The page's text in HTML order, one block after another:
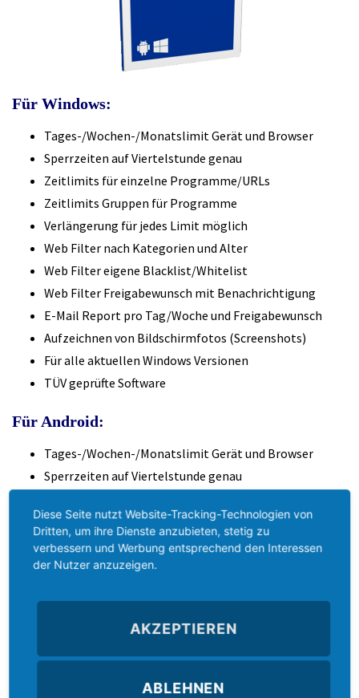
Für Windows:
Tages-/Wochen-/Monatslimit Gerät und Browser
Sperrzeiten auf Viertelstunde genau
Zeitlimits für einzelne Programme/URLs
Zeitlimits Gruppen für Programme
Verlängerung für jedes Limit möglich
Web Filter nach Kategorien und Alter
Web Filter eigene Blacklist/Whitelist
Web Filter Freigabewunsch mit Benachrichtigung
E-Mail Report pro Tag/Woche und Freigabewunsch
Aufzeichnen von Bildschirmfotos (Screenshots)
Für alle aktuellen Windows Versionen
TÜV geprüfte Software
Für Android:
Tages-/Wochen-/Monatslimit Gerät und Browser
Sperrzeiten auf Viertelstunde genau
Zeitlimits Gruppen für Apps
Verlängerung für Gerätelimit
Web Filter nach Kategorien und Alter
E-Mail Report pro Tag/Woche und Freigabewunsch
Standort-Abfrage bei aktivierter GPS Freigabe
Diese Seite nutzt Website-Tracking-Technologien von
Dritten, um ihre Dienste anzubieten, stetig zu
verbessern und Werbung entsprechend den Interessen
der Nutzer anzuzeigen.
AKZEPTIEREN
ABLEHNEN